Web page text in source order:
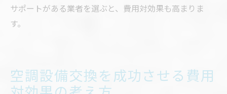
サポートがある業者を選ぶと、費用対効果も高まりま
す。
空調設備交換を成功させる費用